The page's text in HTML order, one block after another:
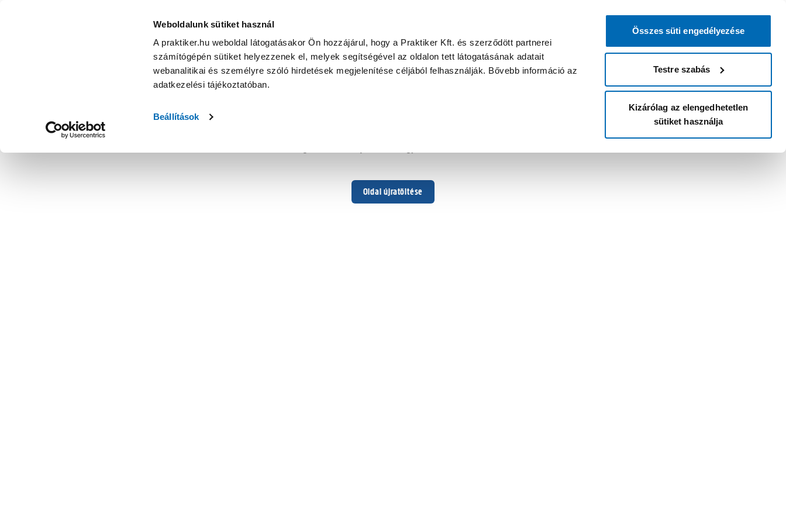
Weboldalunk sütiket használ
A praktiker.hu weboldal látogatásakor Ön hozzájárul, hogy a Praktiker Kft. és szerződött partnerei
számítógépén sütiket helyezzenek el, melyek segítségével az oldalon tett látogatásának adatait
webanalitikai és személyre szóló hirdetések megjelenítése céljából felhasználják. Bővebb információ az
adatkezelési tájékoztatóban.
Beállítások
Összes süti engedélyezése
Testre szabás
Kizárólag az elengedhetetlen
sütiket használja
Oldal újratöltése